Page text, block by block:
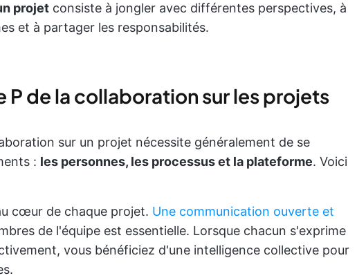
projet consiste à jongler avec différentes perspectives, à
et à partager les responsabilités.
P de la collaboration sur les projets
sur un projet nécessite généralement de se
: les personnes, les processus et la plateforme. Voici
cœur de chaque projet. Une communication ouverte et
de l'équipe est essentielle. Lorsque chacun s'exprime
vous bénéficiez d'une intelligence collective pour